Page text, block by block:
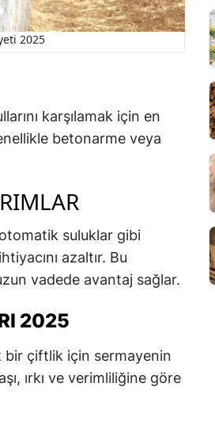
2025
karşılamak için en
betonarme veya
suluklar gibi
azaltır. Bu
vadede avantaj sağlar.
2025
bir çiftlik için sermayenin
ırkı ve verimliliğine göre